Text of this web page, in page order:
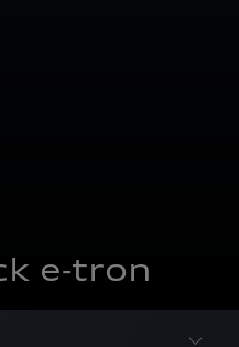
e‐tron